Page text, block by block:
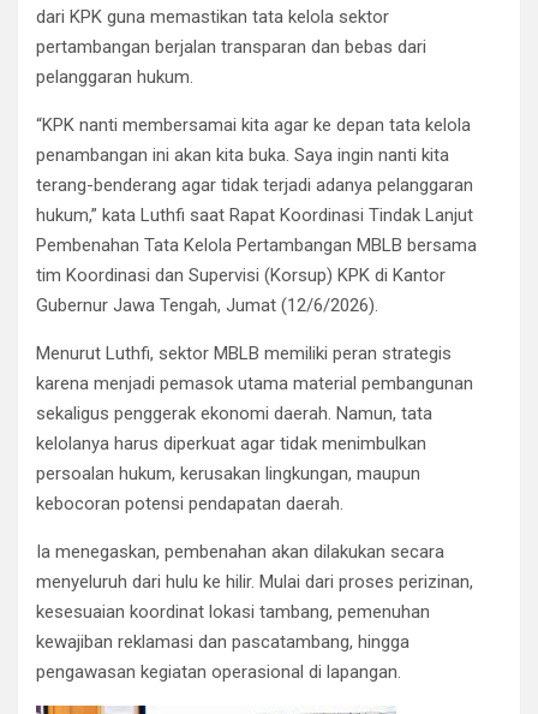
dari KPK guna memastikan tata kelola sektor
pertambangan berjalan transparan dan bebas dari
pelanggaran hukum.
“KPK nanti membersamai kita agar ke depan tata kelola
penambangan ini akan kita buka. Saya ingin nanti kita
terang-benderang agar tidak terjadi adanya pelanggaran
hukum,” kata Luthfi saat Rapat Koordinasi Tindak Lanjut
Pembenahan Tata Kelola Pertambangan MBLB bersama
tim Koordinasi dan Supervisi (Korsup) KPK di Kantor
Gubernur Jawa Tengah, Jumat (12/6/2026).
Menurut Luthfi, sektor MBLB memiliki peran strategis
karena menjadi pemasok utama material pembangunan
sekaligus penggerak ekonomi daerah. Namun, tata
kelolanya harus diperkuat agar tidak menimbulkan
persoalan hukum, kerusakan lingkungan, maupun
kebocoran potensi pendapatan daerah.
Ia menegaskan, pembenahan akan dilakukan secara
menyeluruh dari hulu ke hilir. Mulai dari proses perizinan,
kesesuaian koordinat lokasi tambang, pemenuhan
kewajiban reklamasi dan pascatambang, hingga
pengawasan kegiatan operasional di lapangan.